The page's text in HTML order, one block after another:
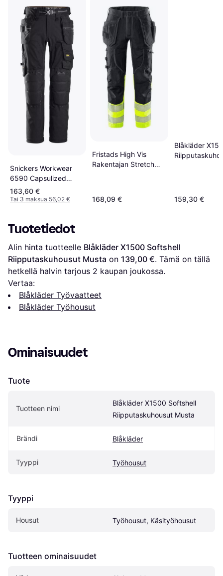
Snickers Workwear
6590 Capsulized
Kneepads Holster
Pockets Stretch
163,60 €
Tai 3 maksua 56,02 €
Fristads High Vis
Rakentajan Stretch
168,09 €
Blåkläder
159,30 €
Tuotetiedot
Alin hinta tuotteelle Blåkläder X1500 Softshell
Riipputaskuhousut Musta on 139,00 €. Tämä on tällä
hetkellä halvin tarjous 2 kaupan joukossa.
Vertaa:
Blåkläder Työvaatteet
Blåkläder Työhousut
Ominaisuudet
Tuote
Tuotteen nimi
Blåkläder X1500 Softshell
Riipputaskuhousut Musta
Brändi Blåkläder
Tyyppi Työhousut
Tyyppi
Housut Työhousut, Käsityöhousut
Tuotteen ominaisuudet